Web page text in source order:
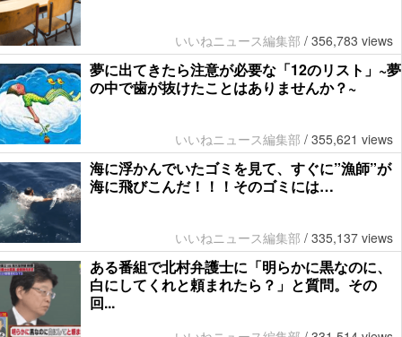
いいねニュース編集部 / 356,783 views
夢に出てきたら注意が必要な「12のリスト」~夢
の中で歯が抜けたことはありませんか？~
いいねニュース編集部 / 355,621 views
海に浮かんでいたゴミを見て、すぐに”漁師”が
海に飛びこんだ！！！そのゴミには…
いいねニュース編集部 / 335,137 views
ある番組で北村弁護士に「明らかに黒なのに、
白にしてくれと頼まれたら？」と質問。その
回...